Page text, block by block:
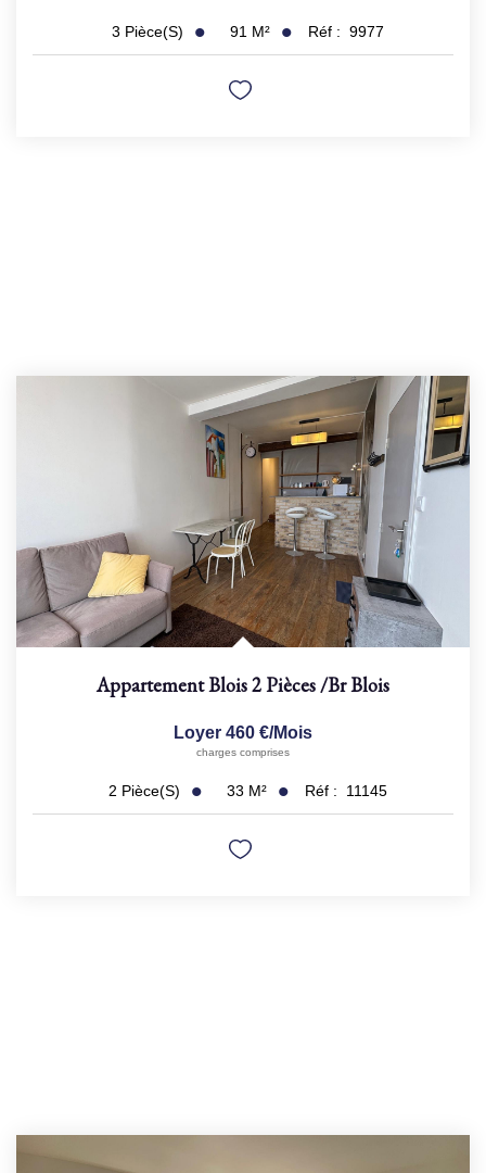
3 Pièce(s) 91 M² Réf : 9977
Appartement Blois 2 Pièces/brBlois
Loyer 460 €/mois
charges comprises
2 Pièce(s) 33 M² Réf : 11145